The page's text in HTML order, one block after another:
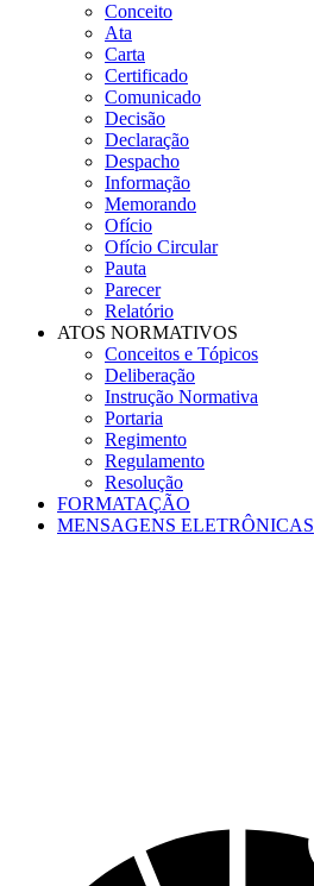
Conceito
Ata
Carta
Certificado
Comunicado
Decisão
Declaração
Despacho
Informação
Memorando
Ofício
Ofício Circular
Pauta
Parecer
Relatório
ATOS NORMATIVOS
Conceitos e Tópicos
Deliberação
Instrução Normativa
Portaria
Regimento
Regulamento
Resolução
FORMATAÇÃO
MENSAGENS ELETRÔNICAS